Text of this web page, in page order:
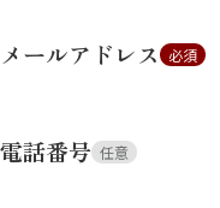
メールアドレス 必須
電話番号 任意